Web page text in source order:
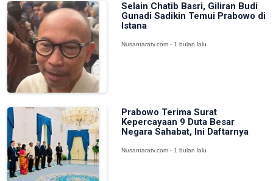
Selain Chatib Basri, Giliran Budi
Gunadi Sadikin Temui Prabowo di
Istana
Nusantaratv.com - 1 bulan lalu
Prabowo Terima Surat
Kepercayaan 9 Duta Besar
Negara Sahabat, Ini Daftarnya
Nusantaratv.com - 1 bulan lalu